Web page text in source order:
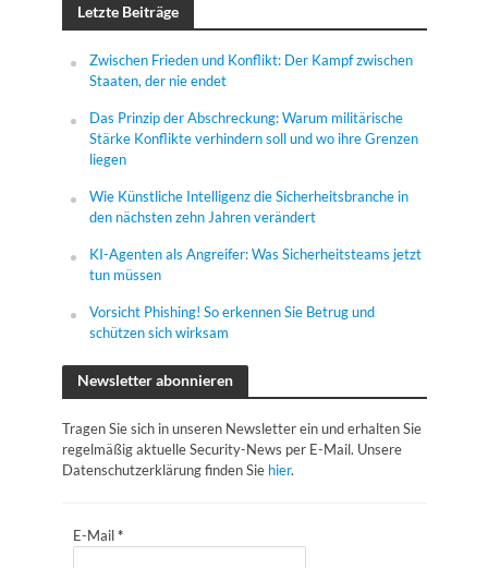
Letzte Beiträge
Zwischen Frieden und Konflikt: Der Kampf zwischen
Staaten, der nie endet
Das Prinzip der Abschreckung: Warum militärische
Stärke Konflikte verhindern soll und wo ihre Grenzen
liegen
Wie Künstliche Intelligenz die Sicherheitsbranche in
den nächsten zehn Jahren verändert
KI-Agenten als Angreifer: Was Sicherheitsteams jetzt
tun müssen
Vorsicht Phishing! So erkennen Sie Betrug und
schützen sich wirksam
Newsletter abonnieren
Tragen Sie sich in unseren Newsletter ein und erhalten Sie
regelmäßig aktuelle Security-News per E-Mail. Unsere
Datenschutzerklärung finden Sie hier.
E-Mail*